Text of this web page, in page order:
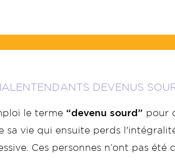
DEVENUS
le terme “devenu sourd” pour
sa vie qui ensuite perds
Ces personnes n’ont pas